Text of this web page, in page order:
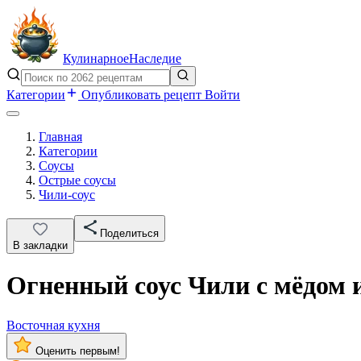
КулинарноеНаследие
Категории Опубликовать рецепт Войти
Главная
Категории
Соусы
Острые соусы
Чили-соус
В закладки
Поделиться
Огненный соус Чили с мёдом
Восточная кухня
Оценить первым!